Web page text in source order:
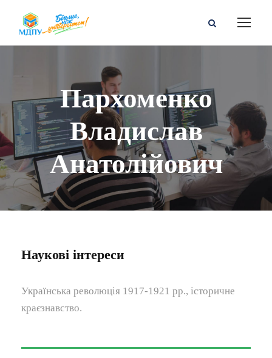
Пархоменко
Владислав
Анатолійович
Наукові інтереси
Українська революція 1917-1921 рр., історичне
краєзнавство.